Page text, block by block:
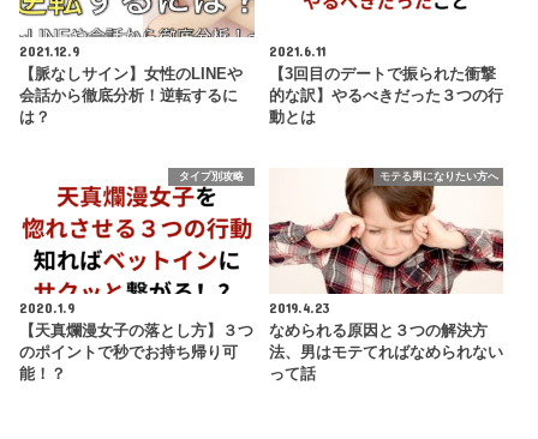
2021.12.9
【脈なしサイン】女性のLINEや
会話から徹底分析！逆転するに
は？
2021.6.11
【3回目のデートで振られた衝撃
的な訳】やるべきだった３つの行
動とは
タイプ別攻略
2020.1.9
【天真爛漫女子の落とし方】３つ
のポイントで秒でお持ち帰り可
能！？
モテる男になりたい方へ
2019.4.23
なめられる原因と３つの解決方
法、男はモテてればなめられない
って話